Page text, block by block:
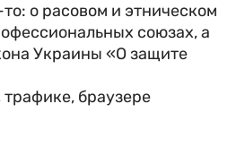
о расовом и этническом
союзах, а
Украины «О защите
браузере